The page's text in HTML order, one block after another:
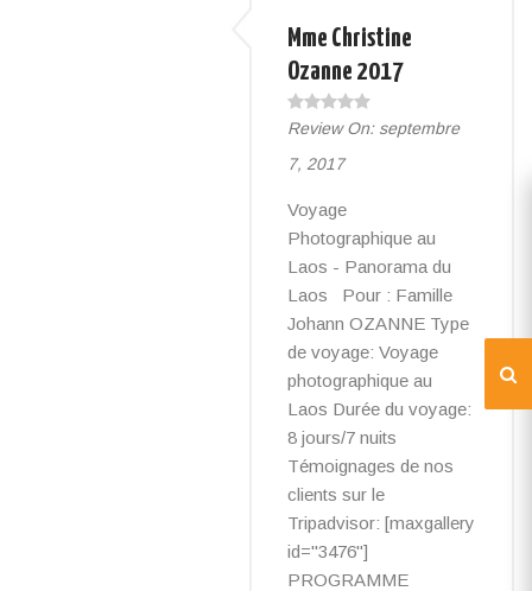
Mme Christine
Ozanne 2017
Review On: septembre
7, 2017
Voyage
Photographique au
Laos - Panorama du
Laos Pour : Famille
Johann OZANNE Type
de voyage: Voyage
photographique au
Laos Durée du voyage:
8 jours/7 nuits
Témoignages de nos
clients sur le
Tripadvisor: [maxgallery
id="3476"]
PROGRAMME